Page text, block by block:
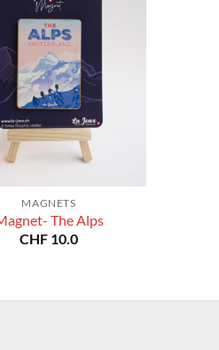
MAGNETS
The Alps
CHF 10.0